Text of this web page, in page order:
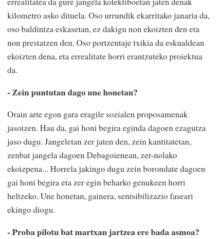
kilometro asko dituela. Oso urrundik ekarritako janaria da,
oso baldintza eskasetan, ez dakigu non ekoizten den eta
non prestatzen den. Oso portzentaje txikia da eskualdean
ekoizten dena, eta errealitate horri erantzuteko proiektua
da.
- Zein puntutan dago une honetan?
Orain arte egon gara eragile sozialen proposamenak
jasotzen. Hau da, gai honi begira eginda dagoen ezagutza
jaso dugu. Jangeletan zer jaten den, zein kantitatetan,
zenbat jangela dagoen Debagoienean, zer-nolako
ekoizpena... Horrela jakingo dugu zein borondate dagoen
gai honi begira eta zer egin beharko genukeen horri
heltzeko. Une honetan, gainera, sentsibilizazio faseari
ekingo diogu.
- Proba pilotu bat martxan jartzea ere bada asmoa?